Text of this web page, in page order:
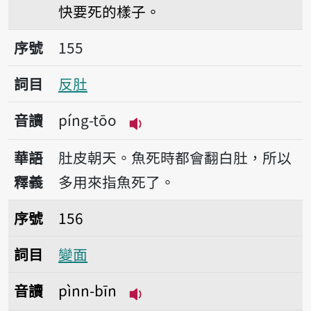
快要死的樣子。
序號155反肚
序號
155
詞目
反肚
音讀
píng-tōo
播放音讀píng-tōo
華語
釋義
肚皮朝天。魚死時都會翻白肚，所以
多用來指魚死了。
序號156變面
序號
156
詞目
變面
音讀
pìnn-bīn